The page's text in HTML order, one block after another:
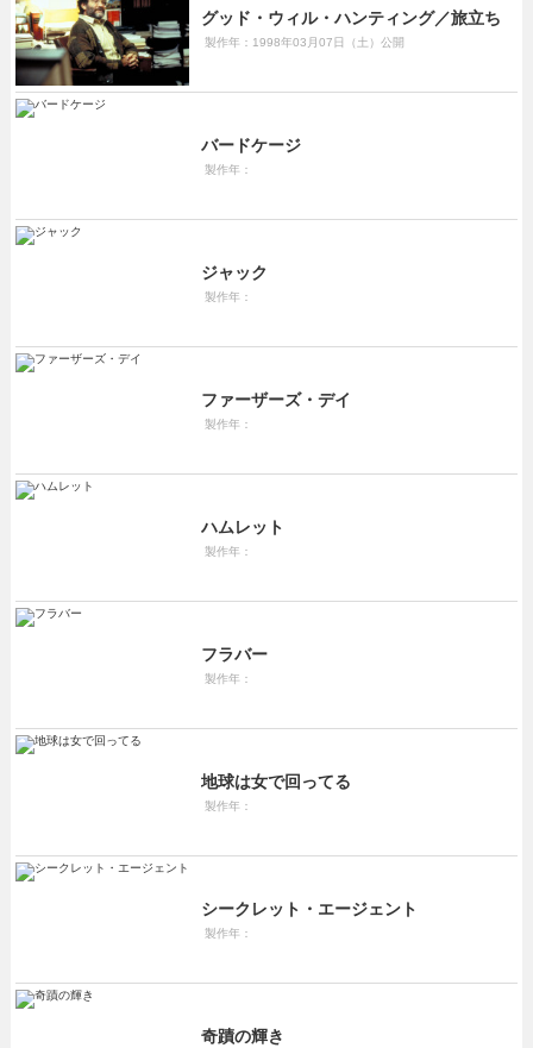
グッド・ウィル・ハンティング／旅立ち
製作年：1998年03月07日（土）公開
バードケージ
製作年：
ジャック
製作年：
ファーザーズ・デイ
製作年：
ハムレット
製作年：
フラバー
製作年：
地球は女で回ってる
製作年：
シークレット・エージェント
製作年：
奇蹟の輝き